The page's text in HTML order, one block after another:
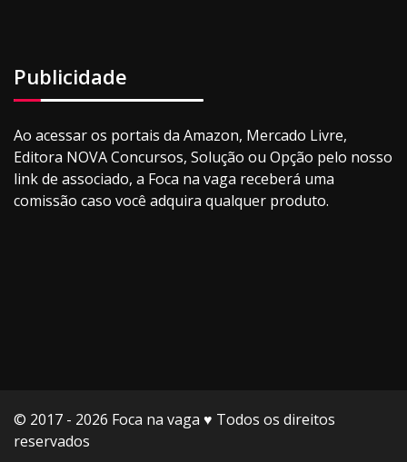
Publicidade
Ao acessar os portais da Amazon, Mercado Livre,
Editora NOVA Concursos, Solução ou Opção pelo nosso
link de associado, a Foca na vaga receberá uma
comissão caso você adquira qualquer produto.
© 2017 - 2026 Foca na vaga ♥️ Todos os direitos
reservados